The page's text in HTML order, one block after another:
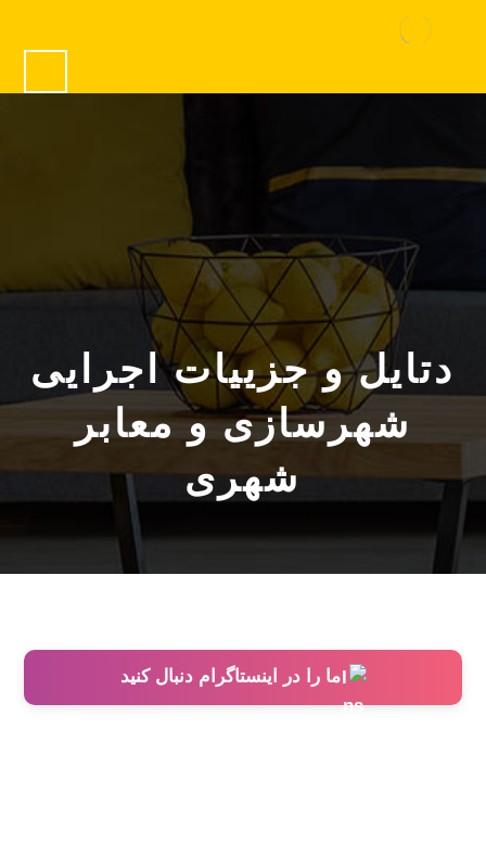
دتایل و جزییات اجرایی
شهرسازی و معابر
شهری
ما را در اینستاگرام دنبال کنید